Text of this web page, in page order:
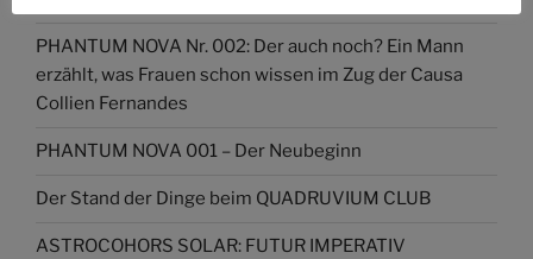
PHANTUM NOVA Nr. 002: Der auch noch? Ein Mann
erzählt, was Frauen schon wissen im Zug der Causa
Collien Fernandes
PHANTUM NOVA 001 – Der Neubeginn
Der Stand der Dinge beim QUADRUVIUM CLUB
ASTROCOHORS SOLAR: FUTUR IMPERATIV